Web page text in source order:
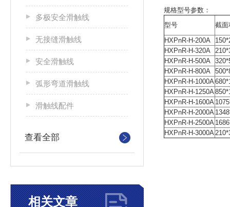
多极安全滑触线
无接缝滑触线
安全滑触线
弧形弯道滑触线
滑触线配件
查看全部
相关文章
规格型号参数：
型号
截面
HXPnR-H-200A
HXPnR-H-320A
HXPnR-H-500A
HXPnR-H-800A
HXPnR-H-1000A
HXPnR-H-1250A
HXPnR-H-1600A
HXPnR-H-2000A
HXPnR-H-2500A
HXPnR-H-3000A